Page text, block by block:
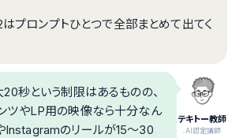
プロンプトひとつで全部まとめて出てく
テキトー教師
.AI認定講師
秒という制限はあるものの、
ツやLP用の映像なら十分なん
Instagramのリールが15〜30